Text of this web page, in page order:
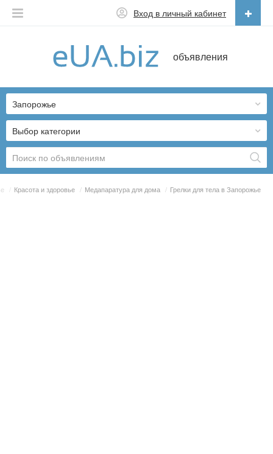
объявления
Вход в личный кабинет
Українська
Выбор категории
Запорожье
Красота и здоровье / Медапаратура для дома / Грелки для тела в Запорожье